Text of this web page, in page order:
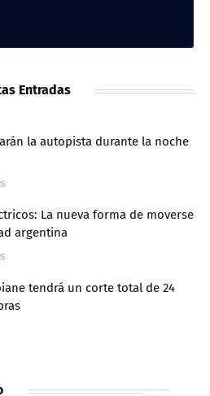
Entradas
la autopista durante la noche
La nueva forma de moverse
argentina
tendrá un corte total de 24